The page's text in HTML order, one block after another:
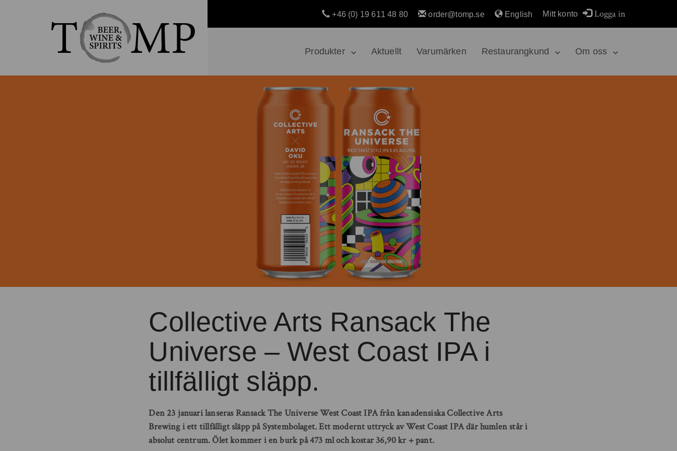
Produkter Aktuellt Varumärken Restaurangkund Om oss
+46 (0) 19 611 48 80 order@tomp.se English Mitt konto Logga in
Collective Arts Ransack The
Universe – West Coast IPA i
tillfälligt släpp.
Den 23 januari lanseras Ransack The Universe West Coast IPA från kanadensiska Collective Arts
Brewing i ett tillfälligt släpp på Systembolaget. Ett modernt uttryck av West Coast IPA där humlen står i
absolut centrum. Ölet kommer i en burk på 473 ml och kostar 36,90 kr + pant.